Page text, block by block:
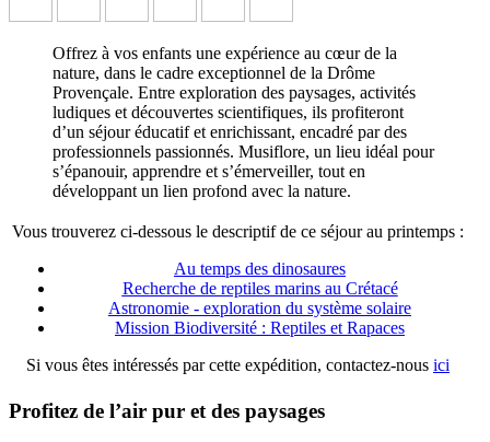
Exploration et apprentissage en plein
air à Musiflore au printemps
Offrez à vos enfants un séjour éducatif et ludique au cœur de la
nature, où ils exploreront la biodiversité, s’amuseront en plein
air et éveilleront leur curiosité scientifique dans un cadre
enchanteur.↓ Lire le descriptif détaillé plus bas ↓
Offrez à vos enfants une expérience au cœur de la
nature, dans le cadre exceptionnel de la Drôme
Provençale. Entre exploration des paysages, activités
ludiques et découvertes scientifiques, ils profiteront
d’un séjour éducatif et enrichissant, encadré par des
professionnels passionnés. Musiflore, un lieu idéal pour
s’épanouir, apprendre et s’émerveiller, tout en
développant un lien profond avec la nature.
Vous trouverez ci-dessous le descriptif de ce séjour au printemps :
Au temps des dinosaures
Recherche de reptiles marins au Crétacé
Astronomie - exploration du système solaire
Mission Biodiversité : Reptiles et Rapaces
Si vous êtes intéressés par cette expédition, contactez-nous ici
Profitez de l’air pur et des paysages